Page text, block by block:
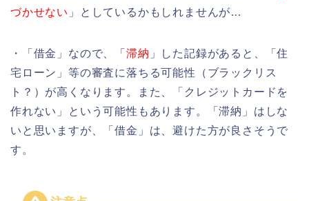
づかせない 」としているかもしれませんが…
・「借金」なので、「 滞納 」した記録があると、「住
宅ローン」等の審査に落ちる可能性（ブラックリス
ト？）が高くなります。また、「クレジットカードを
作れない」という可能性もあります。「滞納」はしな
いと思いますが、「借金」は、避けた方が良さそうで
す。